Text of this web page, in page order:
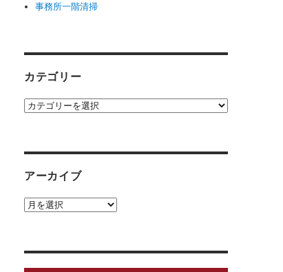
事務所一階清掃
カテゴリー
カ
アーカイブ
ア